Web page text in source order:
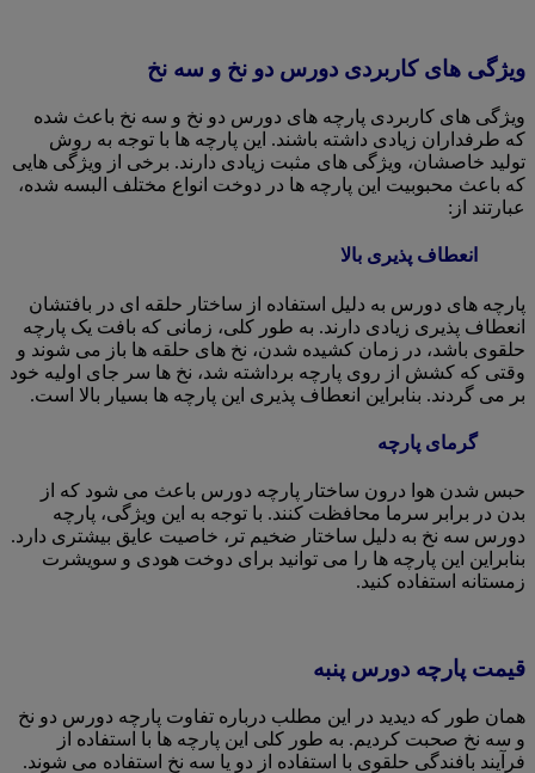
ویژگی های کاربردی دورس دو نخ و سه نخ
ویژگی های کاربردی پارچه های دورس دو نخ و سه نخ باعث شده
که طرفداران زیادی داشته باشند. این پارچه ها با توجه به روش
تولید خاصشان، ویژگی های مثبت زیادی دارند. برخی از ویژگی هایی
که باعث محبوبیت این پارچه ها در دوخت انواع مختلف البسه شده،
عبارتند از:
انعطاف پذیری بالا
پارچه های دورس به دلیل استفاده از ساختار حلقه ای در بافتشان
انعطاف پذیری زیادی دارند. به طور کلی، زمانی که بافت یک پارچه
حلقوی باشد، در زمان کشیده شدن، نخ های حلقه ها باز می شوند و
وقتی که کشش از روی پارچه برداشته شد، نخ ها سر جای اولیه خود
بر می گردند. بنابراین انعطاف پذیری این پارچه ها بسیار بالا است.
گرمای پارچه
حبس شدن هوا درون ساختار پارچه دورس باعث می شود که از
بدن در برابر سرما محافظت کنند. با توجه به این ویژگی، پارچه
دورس سه نخ به دلیل ساختار ضخیم تر، خاصیت عایق بیشتری دارد.
بنابراین این پارچه ها را می توانید برای دوخت هودی و سویشرت
زمستانه استفاده کنید.
قیمت پارچه دورس پنبه
همان طور که دیدید در این مطلب درباره تفاوت پارچه دورس دو نخ
و سه نخ صحبت کردیم. به طور کلی این پارچه ها با استفاده از
فرآیند بافندگی حلقوی با استفاده از دو یا سه نخ استفاده می شوند.